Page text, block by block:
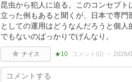
昆虫から犯人に迫る。このコンセプ
立った例もあると聞くが、日本で専
としての運用はどうなんだろうと個
でもないのばっかりでげんなり。
ナイス ★10 コメント(0) 2026/